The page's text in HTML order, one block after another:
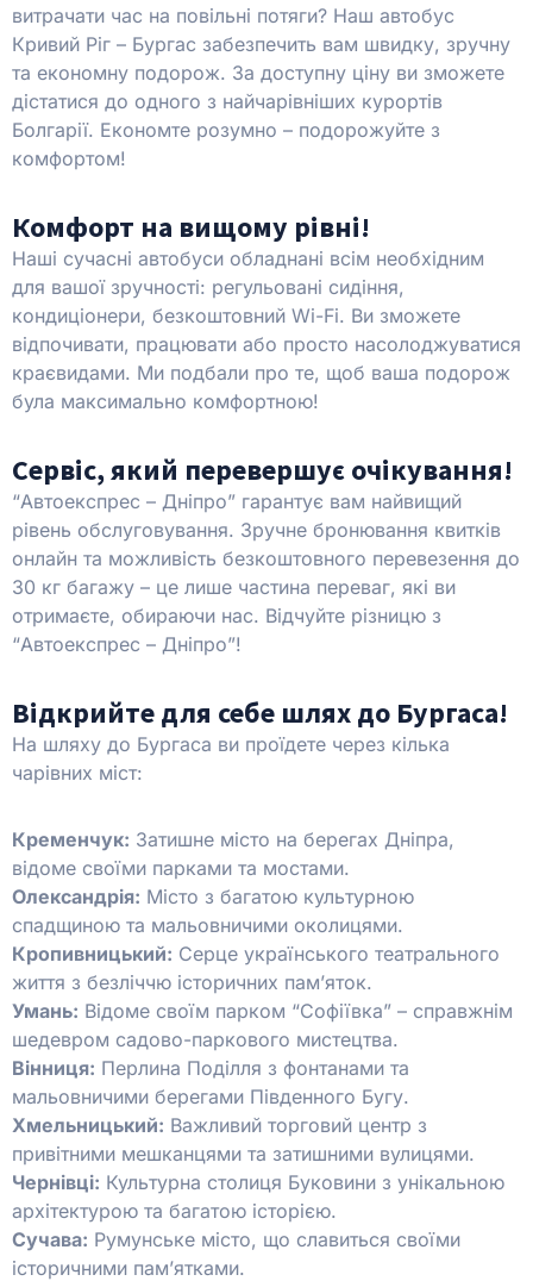
витрачати час на повільні потяги? Наш автобус
Кривий Ріг – Бургас забезпечить вам швидку, зручну
та економну подорож. За доступну ціну ви зможете
дістатися до одного з найчарівніших курортів
Болгарії. Економте розумно – подорожуйте з
комфортом!
Комфорт на вищому рівні!
Наші сучасні автобуси обладнані всім необхідним
для вашої зручності: регульовані сидіння,
кондиціонери, безкоштовний Wi-Fi. Ви зможете
відпочивати, працювати або просто насолоджуватися
краєвидами. Ми подбали про те, щоб ваша подорож
була максимально комфортною!
Сервіс, який перевершує очікування!
“Автоекспрес – Дніпро” гарантує вам найвищий
рівень обслуговування. Зручне бронювання квитків
онлайн та можливість безкоштовного перевезення до
30 кг багажу – це лише частина переваг, які ви
отримаєте, обираючи нас. Відчуйте різницю з
“Автоекспрес – Дніпро”!
Відкрийте для себе шлях до Бургаса!
На шляху до Бургаса ви проїдете через кілька
чарівних міст:
Кременчук: Затишне місто на берегах Дніпра,
відоме своїми парками та мостами.
Олександрія: Місто з багатою культурною
спадщиною та мальовничими околицями.
Кропивницький: Серце українського театрального
життя з безліччю історичних пам’яток.
Умань: Відоме своїм парком “Софіївка” – справжнім
шедевром садово-паркового мистецтва.
Вінниця: Перлина Поділля з фонтанами та
мальовничими берегами Південного Бугу.
Хмельницький: Важливий торговий центр з
привітними мешканцями та затишними вулицями.
Чернівці: Культурна столиця Буковини з унікальною
архітектурою та багатою історією.
Сучава: Румунське місто, що славиться своїми
історичними пам’ятками.